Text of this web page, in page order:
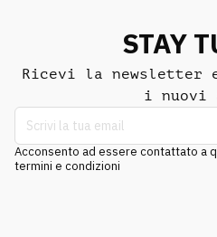
STAY
Ricevi la newsletter
i nuovi
Acconsento ad essere contattato a
termini e condizioni